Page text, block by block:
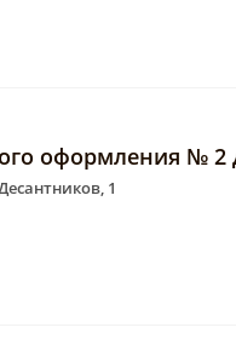
оформления № 2
1